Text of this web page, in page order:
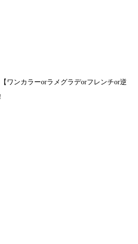
ワンカラーorラメグラデorフレンチor逆